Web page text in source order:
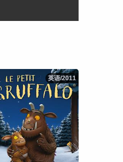
英语/2011
英语/2011